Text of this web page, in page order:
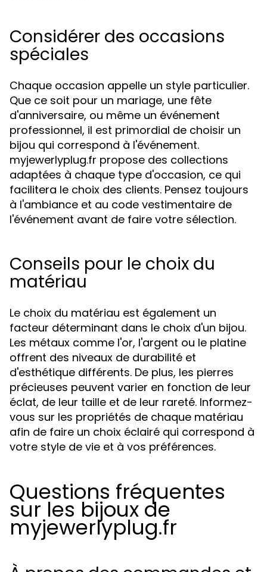
Considérer des occasions
spéciales
Chaque occasion appelle un style particulier.
Que ce soit pour un mariage, une fête
d'anniversaire, ou même un événement
professionnel, il est primordial de choisir un
bijou qui correspond à l'événement.
myjewerlyplug.fr propose des collections
adaptées à chaque type d'occasion, ce qui
facilitera le choix des clients. Pensez toujours
à l'ambiance et au code vestimentaire de
l'événement avant de faire votre sélection.
Conseils pour le choix du
matériau
Le choix du matériau est également un
facteur déterminant dans le choix d'un bijou.
Les métaux comme l'or, l'argent ou le platine
offrent des niveaux de durabilité et
d'esthétique différents. De plus, les pierres
précieuses peuvent varier en fonction de leur
éclat, de leur taille et de leur rareté. Informez-
vous sur les propriétés de chaque matériau
afin de faire un choix éclairé qui correspond à
votre style de vie et à vos préférences.
Questions fréquentes
sur les bijoux de
myjewerlyplug.fr